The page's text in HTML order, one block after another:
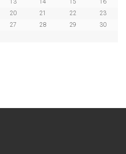
20 21 22
23
27 28 29
30